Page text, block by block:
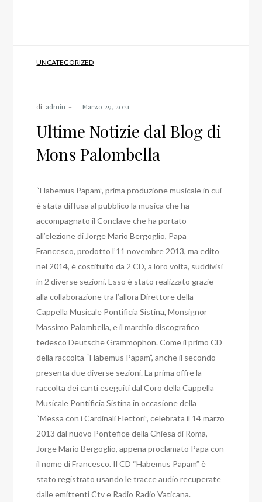
UNCATEGORIZED
di: admin
Ultime Notizie dal Blog di
Mons Palombella
“Habemus Papam”, prima produzione musicale in cui
è stata diffusa al pubblico la musica che ha
accompagnato il Conclave che ha portato
all’elezione di Jorge Mario Bergoglio, Papa
Francesco, prodotto l’11 novembre 2013, ma edito
nel 2014, è costituito da 2 CD, a loro volta, suddivisi
in 2 diverse sezioni. Esso è stato realizzato grazie
alla collaborazione tra l’allora Direttore della
Cappella Musicale Pontificia Sistina, Monsignor
Massimo Palombella, e il marchio discografico
tedesco Deutsche Grammophon. Come il primo CD
della raccolta “Habemus Papam”, anche il secondo
presenta due diverse sezioni. La prima offre la
raccolta dei canti eseguiti dal Coro della Cappella
Musicale Pontificia Sistina in occasione della
“Messa con i Cardinali Elettori”, celebrata il 14 marzo
2013 dal nuovo Pontefice della Chiesa di Roma,
Jorge Mario Bergoglio, appena proclamato Papa con
il nome di Francesco. Il CD “Habemus Papam” è
stato registrato usando le tracce audio recuperate
dalle emittenti Ctv e Radio Radio Vaticana.